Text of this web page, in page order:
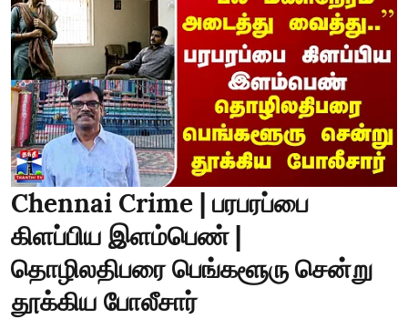
Chennai Crime | பரபரப்பை
கிளப்பிய இளம்பெண் |
தொழிலதிபரை பெங்களூரு சென்று
தூக்கிய போலீசார்